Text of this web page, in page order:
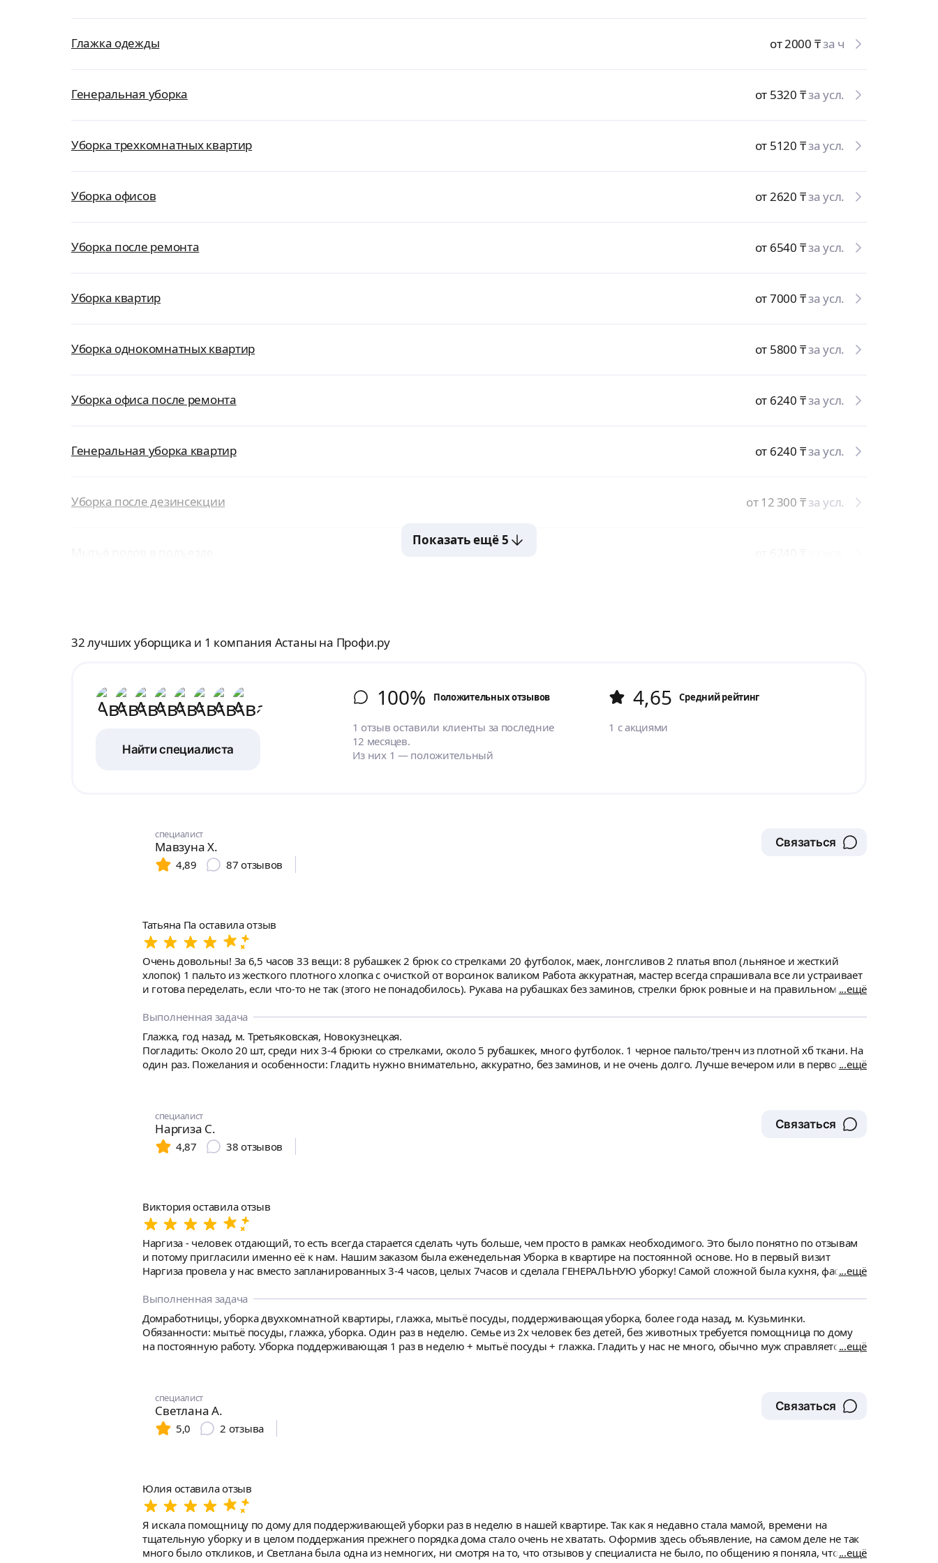
Глажка одежды от 2000 ₸за ч
Генеральная уборка от 5320 ₸за усл.
Уборка трехкомнатных квартир от 5120 ₸за усл.
Уборка офисов от 2620 ₸за усл.
Уборка после ремонта от 6540 ₸за усл.
Уборка квартир от 7000 ₸за усл.
Уборка однокомнатных квартир от 5800 ₸за усл.
Уборка офиса после ремонта от 6240 ₸за усл.
Генеральная уборка квартир от 6240 ₸за усл.
Уборка после дезинсекции от 12 300 ₸за усл.
Показать ещё 5
32 лучших уборщика и 1 компания Астаны на Профи.ру
Найти специалиста
100% Положительных отзывов
1 отзыв оставили клиенты за последние
12 месяцев.
Из них 1 — положительный
4,65 Cредний рейтинг
1 с акциями
специалист
Мавзуна Х.
Связаться
4,89
87 отзывов
Татьяна Па оставила отзыв
Очень довольны! За 6,5 часов 33 вещи: 8 рубашкек 2 брюк со стрелками 20 футболок, маек, лонгсливов 2 платья впол (льняное и жесткий
хлопок) 1 пальто из жесткого плотного хлопка с очисткой от ворсинок валиком Работа аккуратная, мастер всегда спрашивала все ли устраивает
и готова переделать, если что-то не так (этого не понадобилось). Рукава на рубашках без заминов, стрелки брюк ровные и на правильном
же девушка приятная в общении. Большое вам спасибо! Был опыт с 3 мастерами до этого, Мавзуна сейчас лучше всех остальных, очень
рекомендую!!
ещё
Выполненная задача
Глажка, год назад, м. Третьяковская, Новокузнецкая.
Погладить: Около 20 шт, среди них 3-4 брюки со стрелками, около 5 рубашкек, много футболок. 1 черное пальто/тренч из плотной хб ткани. На
один раз. Пожелания и особенности: Гладить нужно внимательно, аккуратно, без заминов, и не очень долго. Лучше вечером или в первой ещё
специалист
Наргиза С.
Связаться
4,87
38 отзывов
Виктория оставила отзыв
Наргиза - человек отдающий, то есть всегда старается сделать чуть больше, чем просто в рамках необходимого. Это было понятно по отзывам
и потому пригласили именно её к нам. Нашим заказом была еженедельная Уборка в квартире на постоянной основе. Но в первый визит
Наргиза провела у нас вместо запланированных 3-4 часов, целых 7часов и сделала ГЕНЕРАЛЬНУЮ уборку! Самой сложной была кухня, фасад
аккуратно и красиво складывает!) Вобщем мы рады очень, стали постоянными клиентами! Наргизу смело рекомендуем посетителям сайта и
своим друзьям тоже! Спасибо 🌹
ещё
Выполненная задача
Домработницы, уборка двухкомнатной квартиры, глажка, мытьё посуды, поддерживающая уборка, более года назад, м. Кузьминки.
Обязанности: мытьё посуды, глажка, уборка. Один раз в неделю. Семье из 2х человек без детей, без животных требуется помощница по дому
на постоянную работу. Уборка поддерживающая 1 раз в неделю + мытьё посуды + глажка. Гладить у нас не много, обычно муж справляется заещё
специалист
Светлана А.
Связаться
5,0
2 отзыва
Юлия оставила отзыв
Я искала помощницу по дому для поддерживающей уборки раз в неделю в нашей квартире. Так как я недавно стала мамой, времени на
тщательную уборку и в целом поддержания прежнего порядка дома стало очень не хватать. Оформив здесь объявление, на самом деле не так
много было откликов, и Светлана была одна из немногих, ни смотря на то, что отзывов у специалиста не было, по общению я поняла, что
ещё